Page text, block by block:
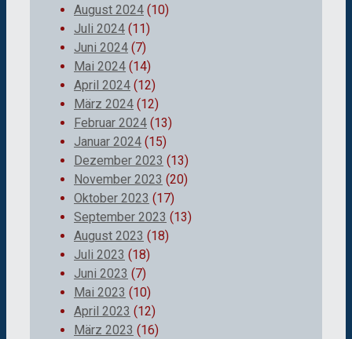
August 2024 (10)
Juli 2024 (11)
Juni 2024 (7)
Mai 2024 (14)
April 2024 (12)
März 2024 (12)
Februar 2024 (13)
Januar 2024 (15)
Dezember 2023 (13)
November 2023 (20)
Oktober 2023 (17)
September 2023 (13)
August 2023 (18)
Juli 2023 (18)
Juni 2023 (7)
Mai 2023 (10)
April 2023 (12)
März 2023 (16)